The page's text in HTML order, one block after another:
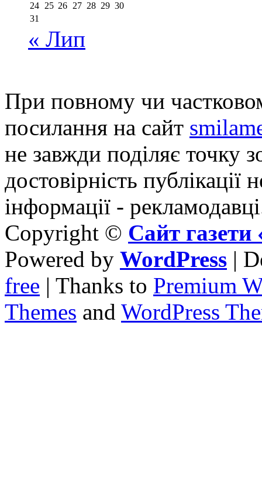
24 25 26 27 28 29 30
31
« Лип
При повному чи
посилання на сайт
не завжди поділяє точку
достовірність публікації
інформації -
Copyright © Сайт
Powered by WordPress |
free | Thanks to Premium
Themes and WordPress